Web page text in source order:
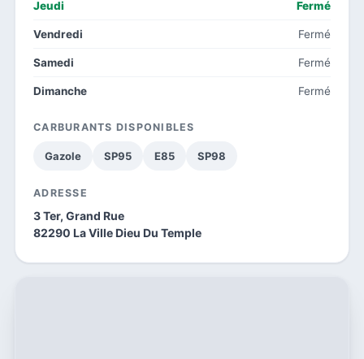
Jeudi Fermé
Vendredi Fermé
Samedi Fermé
Dimanche Fermé
CARBURANTS DISPONIBLES
Gazole SP95 E85 SP98
ADRESSE
3 Ter, Grand Rue
82290 La Ville Dieu Du Temple